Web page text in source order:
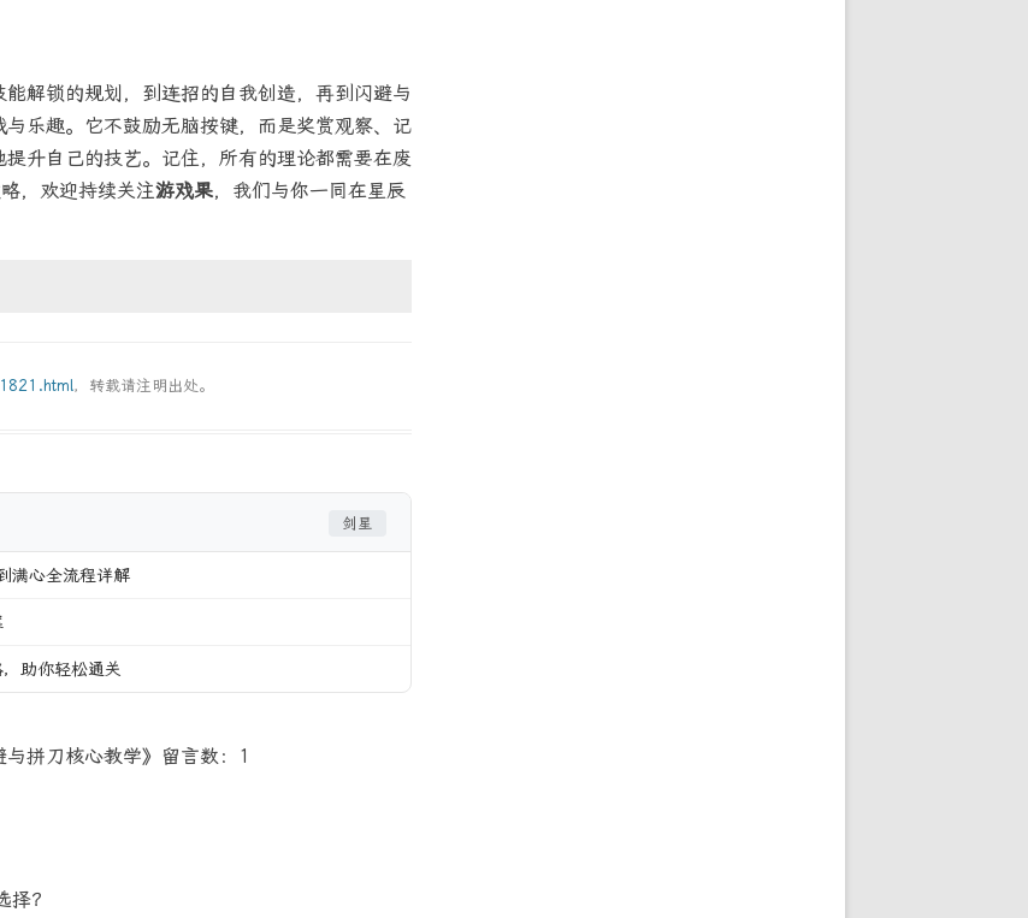
解锁的规划，到连招的自我创造，再到闪避与
乐趣。它不鼓励无脑按键，而是奖赏观察、记
升自己的技艺。记住，所有的理论都需要在废
，欢迎持续关注游戏果，我们与你一同在星辰
，转载请注明出处。
剑星
满心全流程详解
助你轻松通关
拼刀核心教学》留言数：1
？